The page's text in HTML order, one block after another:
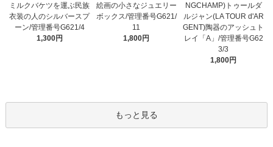
ミルクバケツを運ぶ民族
衣装の人のシルバースプ
ーン/管理番号G621/4
1,300円
絵画の小さなジュエリー
ボックス/管理番号G621/
11
1,800円
NGCHAMP)トゥールダ
ルジャン(LA TOUR d'AR
GENT)陶器のアッシュト
レイ「A」/管理番号G62
3/3
1,800円
もっと見る